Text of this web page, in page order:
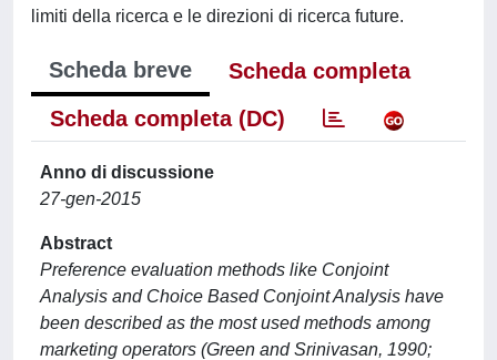
limiti della ricerca e le direzioni di ricerca future.
Scheda breve
Scheda completa
Scheda completa (DC)
Anno di discussione
27-gen-2015
Abstract
Preference evaluation methods like Conjoint
Analysis and Choice Based Conjoint Analysis have
been described as the most used methods among
marketing operators (Green and Srinivasan, 1990;